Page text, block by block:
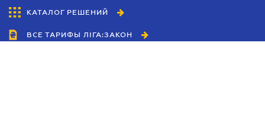
КАТАЛОГ РЕШЕНИЙ
ВСЕ ТАРИФЫ ЛІГА:ЗАКОН